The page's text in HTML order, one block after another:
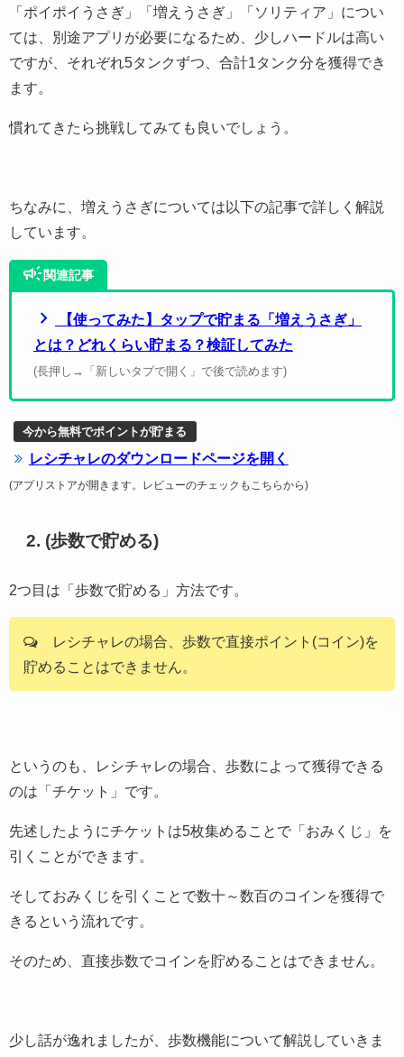
「ポイポイうさぎ」「増えうさぎ」「ソリティア」につい
ては、別途アプリが必要になるため、少しハードルは高い
ですが、それぞれ5タンクずつ、合計1タンク分を獲得でき
ます。
慣れてきたら挑戦してみても良いでしょう。
ちなみに、増えうさぎについては以下の記事で詳しく解説
しています。
campaign関連記事
chevron_right
【使ってみた】タップで貯まる「増えうさぎ」
とは？どれくらい貯まる？検証してみた
(長押し→「新しいタブで開く」で後で読めます)
今から無料でポイントが貯まる
レシチャレのダウンロードページを開く
(アプリストアが開きます。レビューのチェックもこちらから)
2. (歩数で貯める)
2つ目は「歩数で貯める」方法です。
レシチャレの場合、歩数で直接ポイント(コイン)を
貯めることはできません。
というのも、レシチャレの場合、歩数によって獲得できる
のは「チケット」です。
先述したようにチケットは5枚集めることで「おみくじ」を
引くことができます。
そしておみくじを引くことで数十～数百のコインを獲得で
きるという流れです。
そのため、直接歩数でコインを貯めることはできません。
少し話が逸れましたが、歩数機能について解説していきま